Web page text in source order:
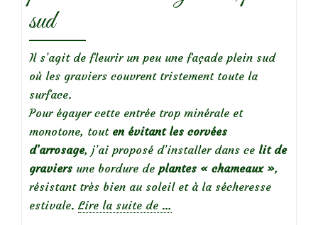
sud
Il s’agit de fleurir un peu une façade plein sud
où les graviers couvrent tristement toute la
surface.
Pour égayer cette entrée trop minérale et
monotone, tout en évitant les corvées
d’arrosage, j’ai proposé d’installer dans ce lit de
graviers une bordure de plantes « chameaux »,
résistant très bien au soleil et à la sécheresse
estivale. Lire la suite de …